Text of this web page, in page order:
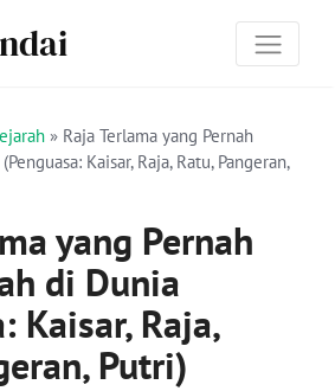
» Raja Terlama yang Pernah
Kaisar, Raja, Ratu, Pangeran,
yang Pernah
di Dunia
Kaisar, Raja,
Putri)